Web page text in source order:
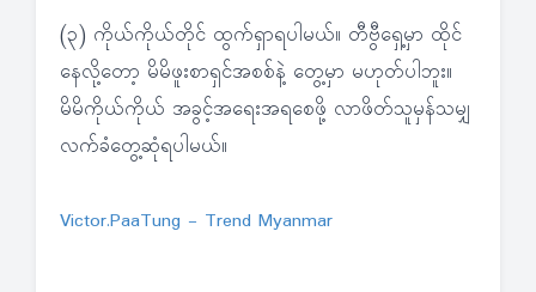
(၃) ကိုယ်ကိုယ်တိုင် ထွက်ရှာရပါမယ်။ တီဗွီရှေ့မှာ ထိုင်
နေလို့တော့ မိမိဖူးစာရှင်အစစ်နဲ့ တွေ့မှာ မဟုတ်ပါဘူး။
မိမိကိုယ်ကိုယ် အခွင့်အရေးအရစေဖို့ လာဖိတ်သူမှန်သမျှ
လက်ခံတွေ့ဆုံရပါမယ်။
Victor.PaaTung - Trend Myanmar